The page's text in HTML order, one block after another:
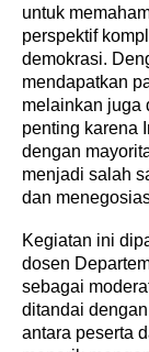
untuk
perspektif
demokrasi.
mendapatkan
melainkan juga
penting karena
dengan
menjadi salah
dan
Kegiatan ini
dosen
sebagai
ditandai
antara peserta